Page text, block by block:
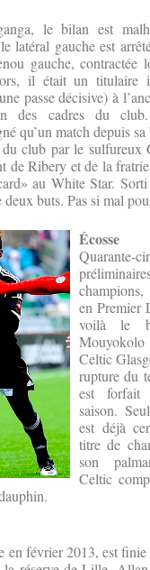
le bilan est
latéral gauche est
gauche, contractée
il était un titulaire
passe décisive) à
des cadres du
qu’un match depuis sa
club par le sulfureux
de Ribery et de la
au White Star.
buts. Pas si mal
Écosse
en Premier
voilà le
Mouyokolo
Celtic
rupture du
est forfait
saison.
est déjà
titre de
son
Celtic
en février 2013, est